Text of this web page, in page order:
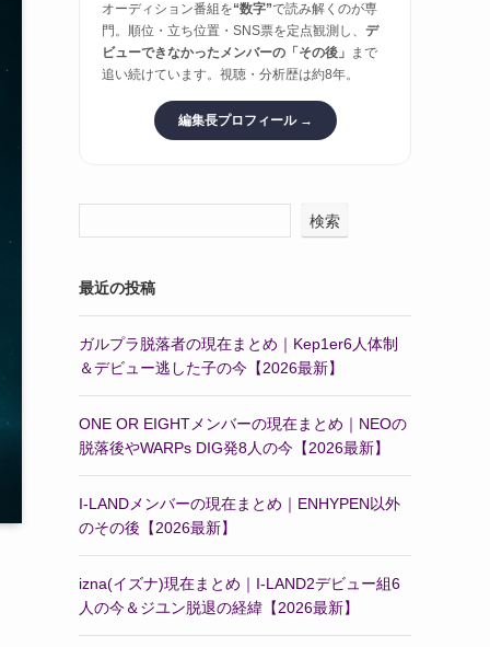
オーディション番組を“数字”で読み解くのが専
門。順位・立ち位置・SNS票を定点観測し、 デ
ビューできなかったメンバーの「その後」 まで
追い続けています。視聴・分析歴は約8年。
編集長プロフィール →
検索
最近の投稿
ガルプラ脱落者の現在まとめ｜Kep1er6人体制
＆デビュー逃した子の今【2026最新】
ONE OR EIGHTメンバーの現在まとめ｜NEOの
脱落後やWARPs DIG発8人の今【2026最新】
I-LANDメンバーの現在まとめ｜ENHYPEN以外
のその後【2026最新】
izna(イズナ)現在まとめ｜I-LAND2デビュー組6
人の今＆ジユン脱退の経緯【2026最新】